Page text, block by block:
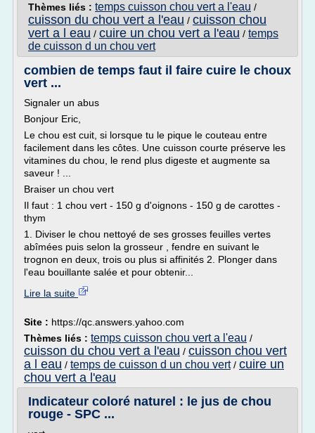
Thèmes liés : temps cuisson chou vert a l'eau /
cuisson du chou vert a l'eau / cuisson chou
vert a l eau / cuire un chou vert a l'eau / temps
de cuisson d un chou vert
combien de temps faut il faire cuire le choux
vert ...
Signaler un abus
Bonjour Eric,
Le chou est cuit, si lorsque tu le pique le couteau entre
facilement dans les côtes. Une cuisson courte préserve les
vitamines du chou, le rend plus digeste et augmente sa
saveur ! ...
Braiser un chou vert
Il faut : 1 chou vert - 150 g d'oignons - 150 g de carottes -
thym
1. Diviser le chou nettoyé de ses grosses feuilles vertes
abîmées puis selon la grosseur , fendre en suivant le
trognon en deux, trois ou plus si affinités 2. Plonger dans
l'eau bouillante salée et pour obtenir...
Lire la suite
Site : https://qc.answers.yahoo.com
Thèmes liés : temps cuisson chou vert a l'eau /
cuisson du chou vert a l'eau / cuisson chou vert
a l eau / temps de cuisson d un chou vert/ cuire un
chou vert a l'eau
Indicateur coloré naturel : le jus de chou
rouge - SPC ...